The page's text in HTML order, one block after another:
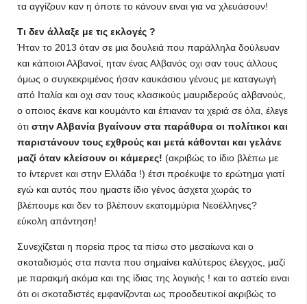
τα αγγίζουν καν η όποτε το κάνουν ειναι για να χλευάσουν!
Τι δεν άλλαξε με τις εκλογές ?
Ήταν το 2013 όταν σε μια δουλειά που παράλληλα δούλευαν
και κάποιοι Αλβανοί, ηταν ένας Αλβανός οχι σαν τους άλλους
όμως ο συγκεκριμένος ήσαν καυκάσιου γένους με καταγωγή
από Ιταλία και οχι σαν τους κλασικούς μαυριδερούς αλβανούς,
ο οποιος έκανε και κουμάντο και έπιαναν τα χεριά σε όλα, έλεγε
ότι στην Αλβανία βγαίνουν στα παράθυρα οι πολίτικοι και
παριστάνουν τους εχθρούς και μετά κάθονται και γελάνε
μαζί όταν κλείσουν οι κάμερες! (ακριβώς το ίδιο βλέπω με
το ίντερνετ και στην Ελλάδα !) έτσι προέκυψε το ερώτημα γιατί
εγώ και αυτός που ημαστε ίδιο γένος άσχετα χωράς το
βλέπουμε και δεν το βλέπουν εκατομμύρια Νεοέλληνες?
εύκολη απάντηση!
Συνεχίζεται η πορεία προς τα πίσω στο μεσαίωνα και ο
σκοταδισμός στα παντα που σημαίνει καλύτερος έλεγχος, μαζί
με παρακμή ακόμα και της ίδιας της λογικής ! και το αστείο ειναι
ότι οι σκοταδιστές εμφανίζονται ως προοδευτικοί ακριβώς το